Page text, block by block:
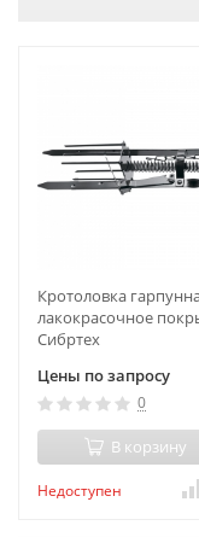
Кротоловка
лакокрасочное
Сибртех
Цены по запросу
0
В корзину
Недоступен